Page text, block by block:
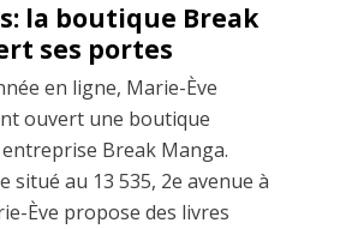
la boutique Break
ses portes
en ligne, Marie-Ève
ouvert une boutique
Break Manga.
situé au 13 535, 2e avenue à
Ève propose des livres